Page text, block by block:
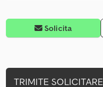
Solicita
TRIMITE SOLICITARE